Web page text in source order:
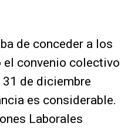
de conceder a los
el convenio colectivo
31 de diciembre
es considerable.
Laborales